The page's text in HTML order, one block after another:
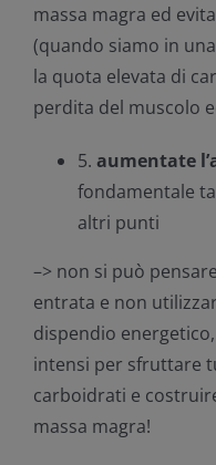
massa magra ed
(quando siamo in
la quota elevata di
perdita del muscolo
5. aumentate
fondamentale
altri punti
–> non si può
entrata e non
dispendio
intensi per sfruttare
carboidrati e
massa magra!